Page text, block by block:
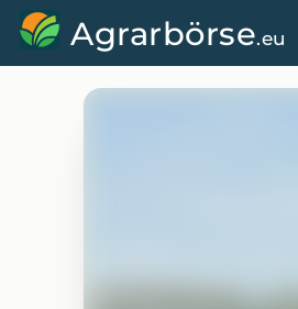
Agrarbörse.eu